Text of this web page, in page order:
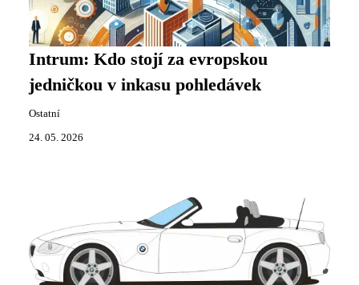
Intrum: Kdo stojí za evropskou
jedničkou v inkasu pohledávek
Ostatní
24. 05. 2026